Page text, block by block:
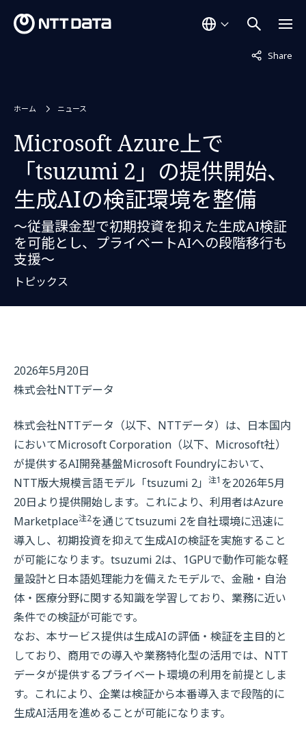
Share
非表示中
ホーム ニュース
Microsoft Azure上で
「tsuzumi 2」の提供開始、
生成AIの検証環境を整備
～従量課金型で初期投資を抑えた生成AI検証
を可能とし、プライベートAIへの段階移行も
支援～
トピックス
2026年5月20日
株式会社NTTデータ
株式会社NTTデータ（以下、NTTデータ）は、日本国内
においてMicrosoft Corporation（以下、Microsoft社）
が提供するAI開発基盤Microsoft Foundryにおいて、
NTT版大規模言語モデル「tsuzumi 2」 注1 を2026年5月
20日より提供開始します。これにより、利用者はAzure
Marketplace注2を通じてtsuzumi 2を自社環境に迅速に
導入し、初期投資を抑えて生成AIの検証を実施すること
が可能になります。tsuzumi 2は、1GPUで動作可能な軽
量設計と日本語処理能力を備えたモデルで、金融・自治
体・医療分野に関する知識を学習しており、業務に近い
条件での検証が可能です。
なお、本サービス提供は生成AIの評価・検証を主目的と
しており、商用での導入や業務特化型の活用では、NTT
データが提供するプライベート環境の利用を前提としま
す。これにより、企業は検証から本番導入まで段階的に
生成AI活用を進めることが可能になります。